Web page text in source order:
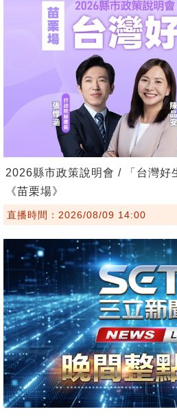
2026縣市政策說明會 / 「台灣好
《苗栗場》
直播時間：2026/08/09 14:00